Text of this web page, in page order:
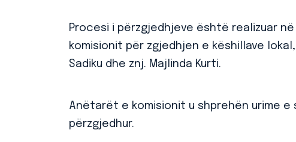
Procesi i përzgjedhjeve është realizuar
komisionit për zgjedhjen e këshillave lokal,
Sadiku dhe znj. Majlinda Kurti.
Anëtarët e komisionit u shprehën urime
përzgjedhur.